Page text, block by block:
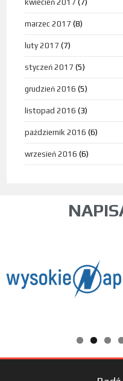
kwiecień 2017 (7)
marzec 2017 (8)
luty 2017 (7)
styczeń 2017 (5)
grudzień 2016 (5)
listopad 2016 (3)
październik 2016 (6)
wrzesień 2016 (6)